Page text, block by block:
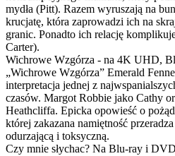
mydła (Pitt). Razem wyruszają na
krucjatę, która zaprowadzi ich na
granic. Ponadto ich relację
Carter).
Wichrowe Wzgórza - na 4K UHD,
„Wichrowe Wzgórza” Emerald
interpretacja jednej z
czasów. Margot Robbie jako Cathy
Heathcliffa. Epicka opowieść o
której zakazana namiętność
odurzającą i toksyczną.
Czy mnie słychac? Na Blu-ray i